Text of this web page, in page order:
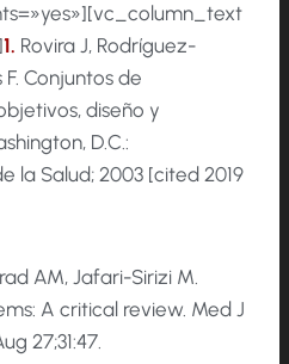
1. Rovira J, Rodríguez-
Conjuntos de
diseño y
D.C.:
la Salud; 2003 [cited 2019
AM, Jafari-Sirizi M.
A critical review. Med J
27;31:47.